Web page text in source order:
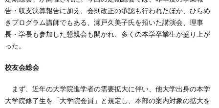
告・収支決算報告に加え、会則改正の承認も行われたほか、ひらめ
きプログラム講師でもある、瀬戸久美子氏を招いた講演会、理事
長・学長も参加した懇親会も開かれ、多くの本学卒業生が盛り上が
った。
校友会総会
まず、近年の大学院進学者の需要拡大に伴い、他大学出身の本学
大学院修了生を「大学院会員」と規定し、本部の案内対象の拡大を